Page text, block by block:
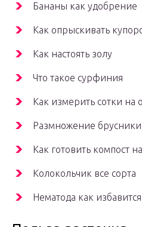
Бананы как удобрение
Как опрыскивать
Как настоять золу
Что такое сурфиния
Как измерить сотки на
Размножение брусники
Как готовить компост
Колокольчик все сорта
Нематода как избавится